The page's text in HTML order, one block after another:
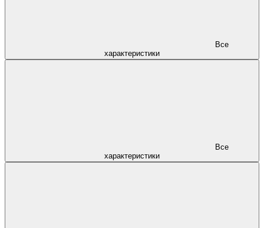
характеристики
характеристики